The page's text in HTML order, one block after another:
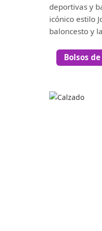
deportivas y
icónico estilo
baloncesto y
Bolsos